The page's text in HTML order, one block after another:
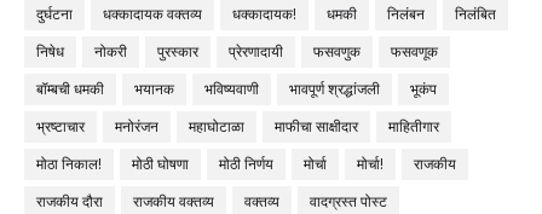
दुर्घटना
धक्कादायक वक्तव्य धक्कादायक! धमकी निलंबन
निलंबित
निषेध
नोकरी पुरस्कार प्रेरणादायी फसवणुक
फसवणूक
बॉम्बची धमकी
भयानक भविष्यवाणी भावपूर्ण श्रद्धांजली
भूकंप
भ्रष्टाचार
मनोरंजन महाघोटाळा माफीचा साक्षीदार
माहितीगार
मोठा निकाल!
मोठी घोषणा मोठी निर्णय मोर्चा मोर्चा!
राजकीय
राजकीय दौरा
राजकीय वक्तव्य वक्तव्य
वादग्रस्त पोस्ट